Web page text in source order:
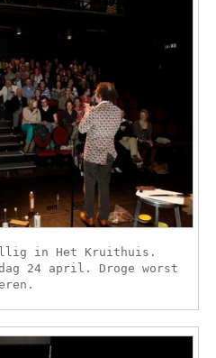
in Het Kruithuis.
24 april. Droge worst